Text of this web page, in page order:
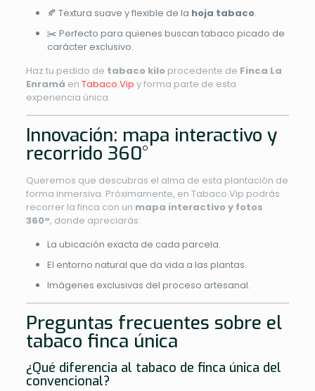
🍂 Textura suave y flexible de la hoja tabaco.
✂️ Perfecto para quienes buscan tabaco picado de
carácter exclusivo.
Haz tu pedido de tabaco kilo procedente de Finca La
Enramá en Tabaco.Vip y forma parte de esta
experiencia única.
Innovación: mapa interactivo y
recorrido 360°
Queremos que descubras el alma de esta plantación de
forma inmersiva. Próximamente, en Tabaco.Vip podrás
recorrer la finca con un mapa interactivo y fotos
360°, donde apreciarás:
La ubicación exacta de cada parcela.
El entorno natural que da vida a las plantas.
Imágenes exclusivas del proceso artesanal.
Preguntas frecuentes sobre el
tabaco finca única
¿Qué diferencia al tabaco de finca única del
convencional?